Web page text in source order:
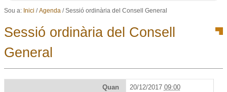
Sou a: Inici /Agenda /Sessió ordinària del Consell General
Sessió ordinària del Consell
General
Quan 20/12/2017 09:00